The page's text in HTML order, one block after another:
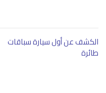
الكشف عن أول سيارة سباقات
طائرة